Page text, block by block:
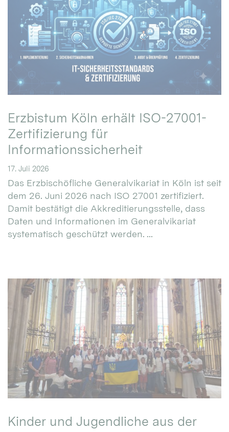
Erzbistum Köln erhält ISO-27001-
Zertifizierung für
Informationssicherheit
17. Juli 2026
Das Erzbischöfliche Generalvikariat in Köln ist seit
dem 26. Juni 2026 nach ISO 27001 zertifiziert.
Damit bestätigt die Akkreditierungsstelle, dass
Daten und Informationen im Generalvikariat
systematisch geschützt werden. ...
Kinder und Jugendliche aus der